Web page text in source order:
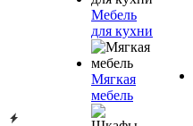
Мебель
для кухни
Мягкая
мебель